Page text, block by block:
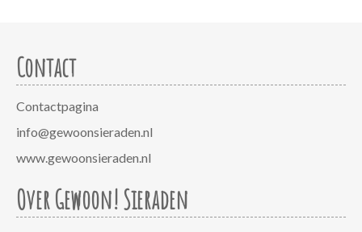
Contact
Contactpagina
info@gewoonsieraden.nl
www.gewoonsieraden.nl
Over Gewoon! Sieraden